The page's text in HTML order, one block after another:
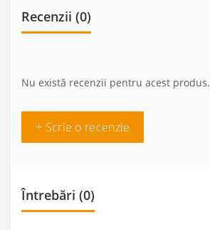
Recenzii (0)
Nu există recenzii pentru acest produs.
+ Scrie o recenzie
Întrebări (0)